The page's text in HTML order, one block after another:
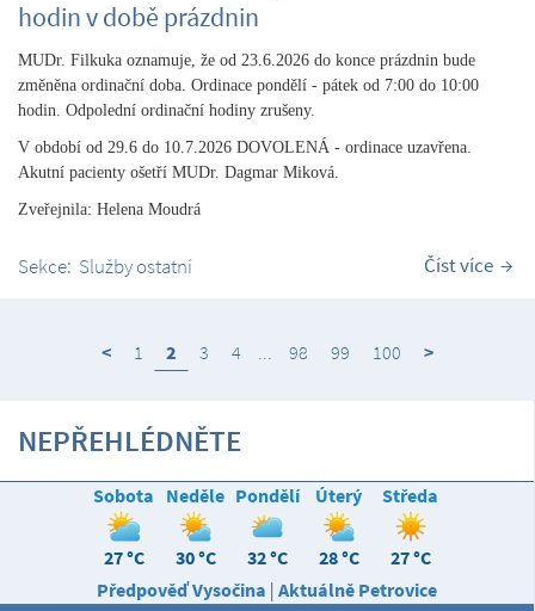
hodin v době prázdnin
MUDr. Filkuka oznamuje, že od 23.6.2026 do konce prázdnin bude
změněna ordinační doba. Ordinace pondělí - pátek od 7:00 do 10:00
hodin. Odpolední ordinační hodiny zrušeny.
V období od 29.6 do 10.7.2026 DOVOLENÁ - ordinace uzavřena.
Akutní pacienty ošetří MUDr. Dagmar Miková.
Zveřejnila: Helena Moudrá
Sekce: Služby ostatní Číst více
< 1 2 3 4 98 99 100 >
NEPŘEHLÉDNĚTE
Sobota
27 °C
Neděle
30 °C
Pondělí
32 °C
Úterý
28 °C
Středa
27 °C
Předpověď Vysočina | Aktuálně Petrovice